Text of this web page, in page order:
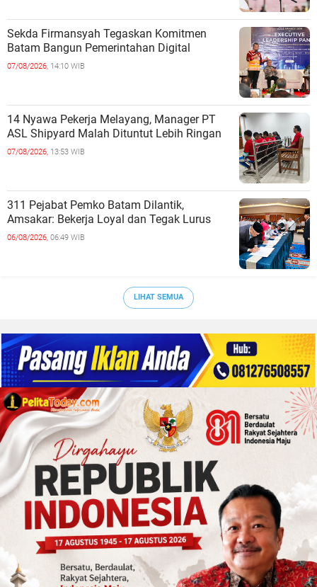
Sekda Firmansyah Tegaskan Komitmen
Batam Bangun Pemerintahan Digital
07/08/2026, 14:10 WIB
14 Nyawa Pekerja Melayang, Manager PT
ASL Shipyard Malah Dituntut Lebih Ringan
07/08/2026, 13:53 WIB
311 Pejabat Pemko Batam Dilantik,
Amsakar: Bekerja Loyal dan Tegak Lurus
06/08/2026, 06:49 WIB
LIHAT SEMUA